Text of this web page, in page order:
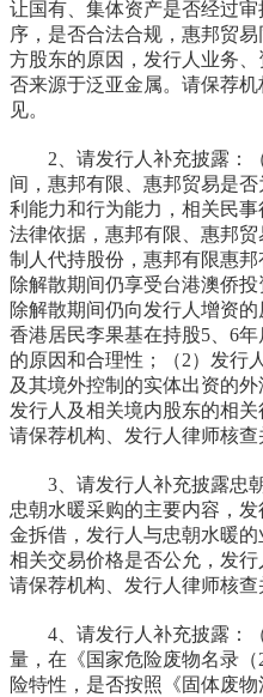
让国有、集体资产是否经过
序，是否合法合规，惠邦贸
方股东的原因，发行人业务
否来源于泛亚金属。请保荐
见。
2、请发行人补充披露：（
间，惠邦有限、惠邦贸易是
利能力和行为能力，相关民
法律依据，惠邦有限、惠邦
制人代持股份，惠邦有限惠
除解散期间仍享受台港澳侨
除解散期间仍向发行人增资
香港居民李果基在持股5、6
的原因和合理性；（2）发行
及其境外控制的实体出资的
发行人及相关境内股东的相关
请保荐机构、发行人律师核查
3、请发行人补充披露忠朝
忠朝水暖采购的主要内容，
金拆借，发行人与忠朝水暖
相关交易价格是否公允，发
请保荐机构、发行人律师核查
4、请发行人补充披露：（
量，在《国家危险废物名录
险特性，是否按照《固体废